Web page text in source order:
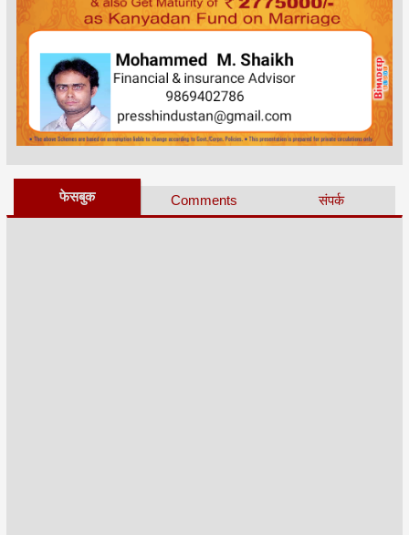
फेसबुक Comments संपर्क